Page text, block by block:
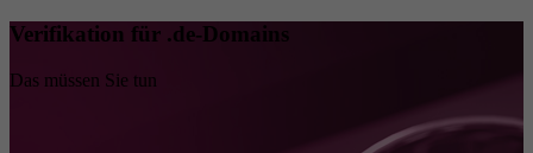
Verifikation für .de-Domains
Das müssen Sie tun